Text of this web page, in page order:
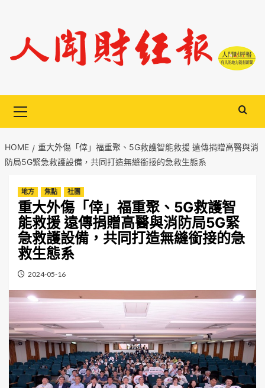
content
Menu
HOME
重大外傷「倖」福重聚、5G救護智能救援 遠傳捐贈高醫與消
防局5G緊急救護設備，共同打造無縫銜接的急救生態系
地方 焦點 社團
重大外傷「倖」福重聚、5G救護智
能救援 遠傳捐贈高醫與消防局5G緊
急救護設備，共同打造無縫銜接的急
救生態系
2024-05-16